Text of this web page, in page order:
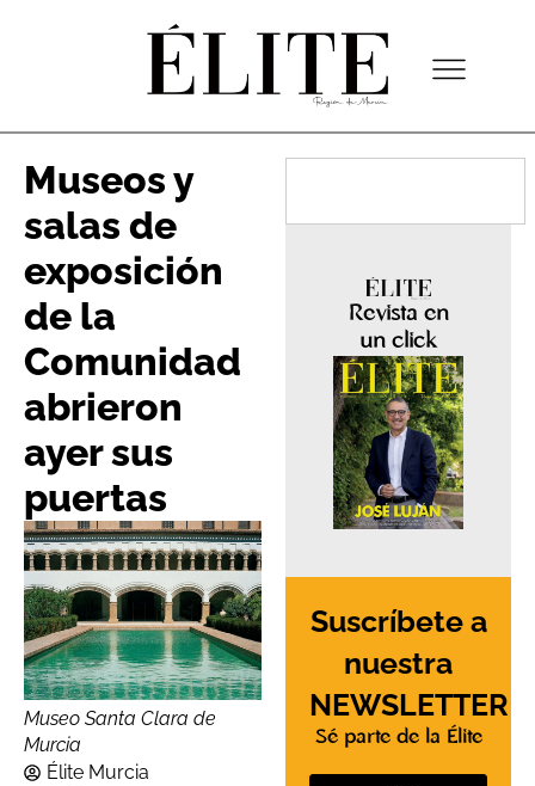
Museos y
salas de
exposición
de la
Comunidad
abrieron
ayer sus
puertas
Museo Santa Clara de
Murcia
Élite Murcia
Revista en
un click
Suscríbete a
nuestra
NEWSLETTER
Sé parte de la Élite